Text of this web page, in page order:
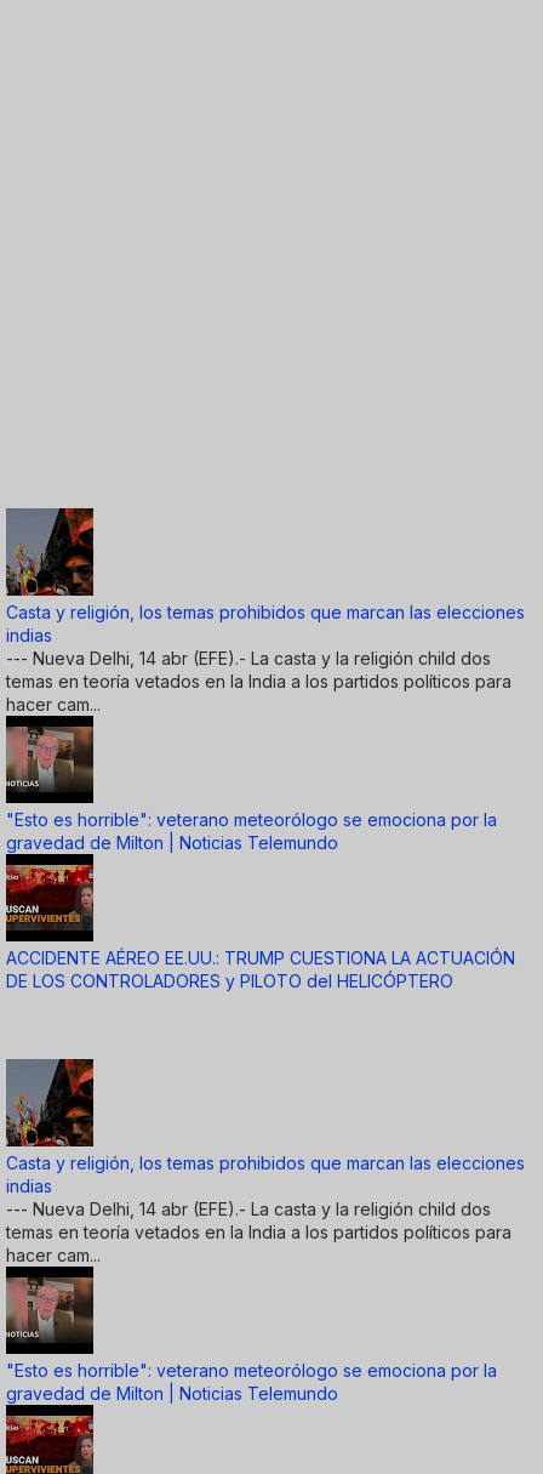
Casta y religión, los temas prohibidos que marcan las elecciones
indias
--- Nueva Delhi, 14 abr (EFE).- La casta y la religión child dos
temas en teoría vetados en la India a los partidos políticos para
hacer cam...
"Esto es horrible": veterano meteorólogo se emociona por la
gravedad de Milton | Noticias Telemundo
ACCIDENTE AÉREO EE.UU.: TRUMP CUESTIONA LA ACTUACIÓN
DE LOS CONTROLADORES y PILOTO del HELICÓPTERO
Casta y religión, los temas prohibidos que marcan las elecciones
indias
--- Nueva Delhi, 14 abr (EFE).- La casta y la religión child dos
temas en teoría vetados en la India a los partidos políticos para
hacer cam...
"Esto es horrible": veterano meteorólogo se emociona por la
gravedad de Milton | Noticias Telemundo